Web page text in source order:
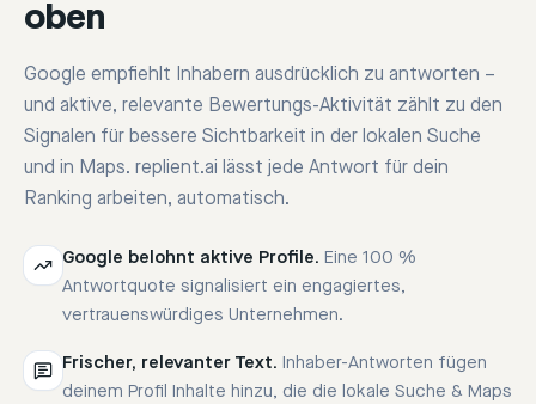
oben
Google empfiehlt Inhabern ausdrücklich zu antworten –
und aktive, relevante Bewertungs-Aktivität zählt zu den
Signalen für bessere Sichtbarkeit in der lokalen Suche
und in Maps. replient.ai lässt jede Antwort für dein
Ranking arbeiten, automatisch.
Google belohnt aktive Profile. Eine 100 %
Antwortquote signalisiert ein engagiertes,
vertrauenswürdiges Unternehmen.
Frischer, relevanter Text. Inhaber-Antworten fügen
deinem Profil Inhalte hinzu, die die lokale Suche & Maps